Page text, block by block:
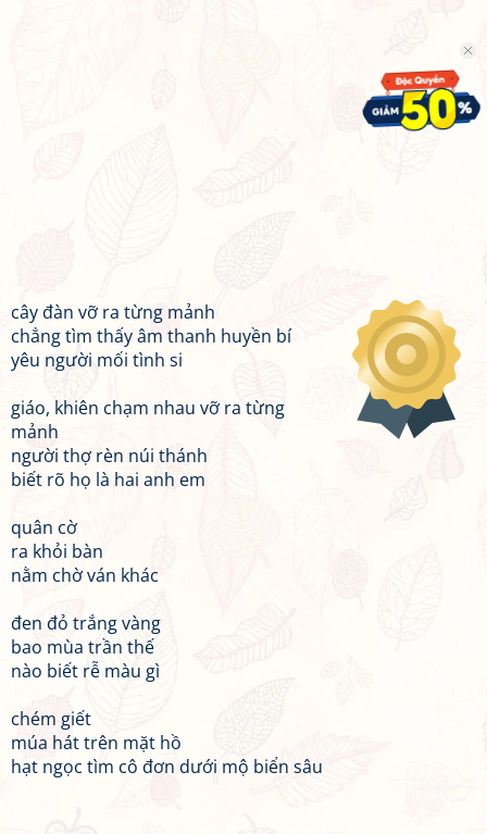
cây đàn vỡ ra từng mảnh
chẳng tìm thấy âm thanh huyền bí
yêu người mối tình si
giáo, khiên chạm nhau vỡ ra từng
mảnh
người thợ rèn núi thánh
biết rõ họ là hai anh em
quân cờ
ra khỏi bàn
nằm chờ ván khác
đen đỏ trắng vàng
bao mùa trần thế
nào biết rễ màu gì
chém giết
múa hát trên mặt hồ
hạt ngọc tìm cô đơn dưới mộ biển sâu